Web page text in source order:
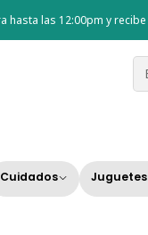
Cuidados Juguetes
hasta las 12:00pm y